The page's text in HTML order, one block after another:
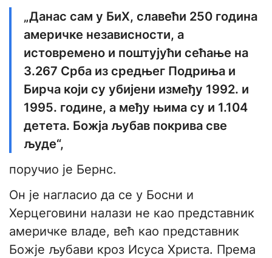
„Данас сам у БиХ, славећи 250 година
америчке независности, а
истовремено и поштујући сећање на
3.267 Срба из средњег Подриња и
Бирча који су убијени између 1992. и
1995. године, а међу њима су и 1.104
детета. Божја љубав покрива све
људе“,
поручио је Бернс.
Он је нагласио да се у Босни и
Херцеговини налази не као представник
америчке владе, већ као представник
Божје љубави кроз Исуса Христа. Према